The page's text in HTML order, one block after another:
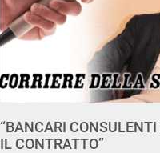
“BANCARI
IL CONTRATTO”